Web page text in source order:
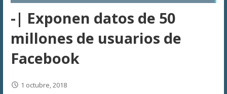
-| Exponen datos de 50
millones de usuarios de
Facebook
1 octubre, 2018